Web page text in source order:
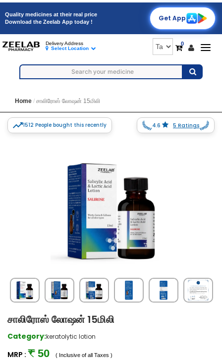
Quality medicines at their real price
Download the Zeelab App today !
Get App
0
Delivery Address
Select Location
Home சாலிரோஸ் லோஷன் 15மிலி
1512 People bought this recently 4.6 5 Ratings
சாலிரோஸ் லோஷன் 15மிலி
Category:keratolytic lotion
MRP : ₹ 50 ( Inclusive of all Taxes )